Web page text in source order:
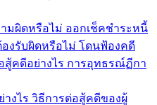
มผิดหรือไม่ ออกเช็คชำระหนี้
งรับผิดหรือไม่ โดนฟ้องคดี
สู้คดีอย่างไร การอุทธรณ์ฏีกา
งไร วิธีการต่อสู้คดีของผู้